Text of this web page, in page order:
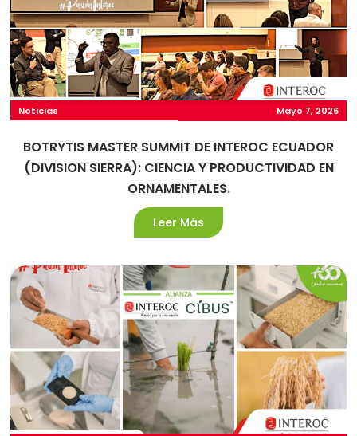
Noticias Mayo 7, 2026
BOTRYTIS MASTER SUMMIT DE INTEROC ECUADOR
(DIVISION SIERRA): CIENCIA Y PRODUCTIVIDAD EN
ORNAMENTALES.
Leer Más